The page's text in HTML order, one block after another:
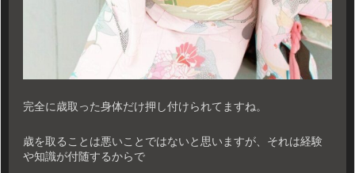
完全に歳取った身体だけ押し付けられてますね。
歳を取ることは悪いことではないと思いますが、それは経験
や知識が付随するからで